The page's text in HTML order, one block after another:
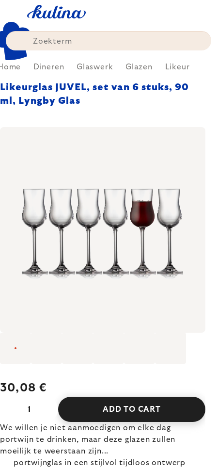
content
Dineren Glaswerk Glazen Likeur
Likeurglas JUVEL, set van 6 stuks, 90
ml, Lyngby Glas
30,08 €
ADD TO CART
We willen je niet aanmoedigen om elke dag
portwijn te drinken, maar deze glazen zullen
moeilijk te weerstaan zijn...
portwijnglas in een stijlvol tijdloos ontwerp